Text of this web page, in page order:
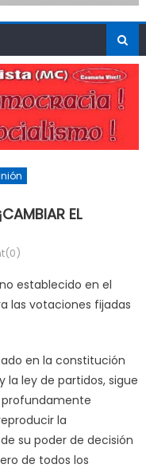
EL
establecido en el
las votaciones fijadas
en la constitución
la ley de partidos, sigue
la
su poder de decisión
de todos los